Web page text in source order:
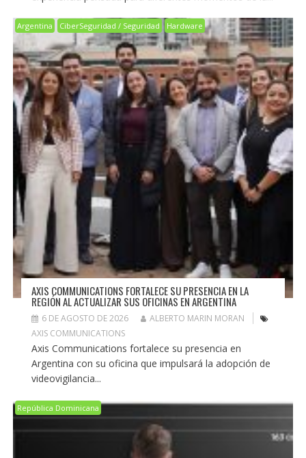
Argentina CiberSeguridad / Seguridad Hardware
AXIS COMMUNICATIONS FORTALECE SU PRESENCIA EN LA
REGIÓN AL ACTUALIZAR SUS OFICINAS EN ARGENTINA
6 DE AGOSTO DE 2026
ALBERTO MARIN MORAN
AXIS COMMUNICATIONS
Axis Communications fortalece su presencia en
Argentina con su oficina que impulsará la adopción de
videovigilancia...
República Dominicana